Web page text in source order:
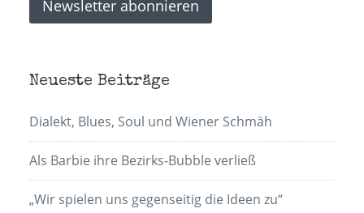
Neueste Beiträge
Dialekt, Blues, Soul und Wiener Schmäh
Als Barbie ihre Bezirks-Bubble verließ
„Wir spielen uns gegenseitig die Ideen zu“